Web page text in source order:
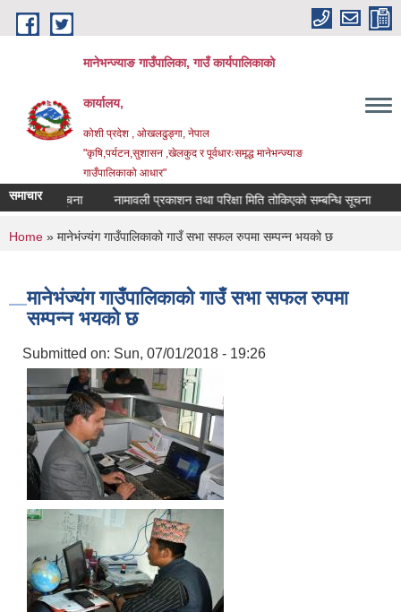
Skip to main content
मानेभन्ज्याङ गाउँपालिका, गाउँ कार्यपालिकाको
कार्यालय,
कोशी प्रदेश , ओखलढुङ्गा, नेपाल
"कृषि,पर्यटन,सुशासन ,खेलकुद र पूर्वधारःसमृद्ध मानेभन्ज्याङ
गाउँपालिकाको आधार"
समाचारसूचना नामावली प्रकाशन तथा परिक्षा मिति तोकिएको सम्बन्धि सूचना
You are here
Home » मानेभंज्यंग गाउँपालिकाको गाउँ सभा सफल रुपमा सम्पन्न भयको छ
मानेभंज्यंग गाउँपालिकाको गाउँ सभा सफल रुपमा
सम्पन्न भयको छ
Submitted on: Sun, 07/01/2018 - 19:26